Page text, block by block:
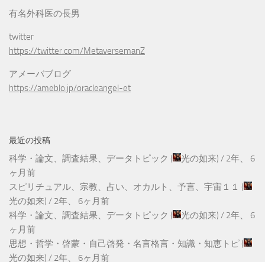
有名外科医の長男
twitter
https://twitter.com/MetaversemanZ
アメーバブログ
https://ameblo.jp/oracleangel-et
最近の投稿
科学・論文、調査結果、データトピック ( 光の如来) / 2年、 6
ヶ月前
スピリチュアル、宗教、占い、オカルト、予言、宇宙１１ (
光の如来) / 2年、 6ヶ月前
科学・論文、調査結果、データトピック ( 光の如来) / 2年、 6
ヶ月前
思想・哲学・啓蒙・自己啓発・名言格言・知識・知恵トピ (
光の如来) / 2年、 6ヶ月前